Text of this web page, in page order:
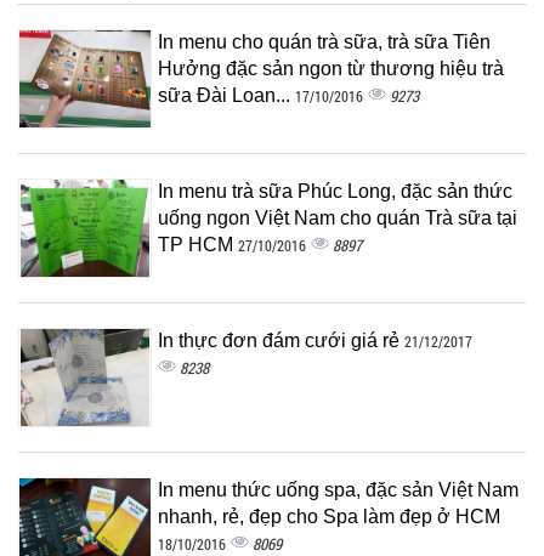
In menu cho quán trà sữa, trà sữa Tiên
Hưởng đặc sản ngon từ thương hiệu trà
sữa Đài Loan... 17/10/2016 9273
In menu trà sữa Phúc Long, đặc sản thức
uống ngon Việt Nam cho quán Trà sữa tại
TP HCM 27/10/2016 8897
In thực đơn đám cưới giá rẻ 21/12/2017
8238
In menu thức uống spa, đặc sản Việt Nam
nhanh, rẻ, đẹp cho Spa làm đẹp ở HCM
18/10/2016 8069